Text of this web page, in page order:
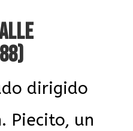
dirigido
Piecito, un